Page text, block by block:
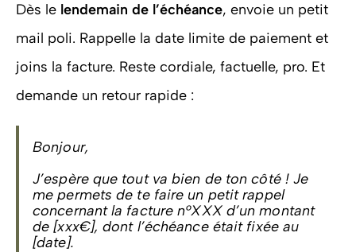
Dès le lendemain de l’échéance, envoie un petit
mail poli. Rappelle la date limite de paiement et
joins la facture. Reste cordiale, factuelle, pro. Et
demande un retour rapide :
Bonjour,
J’espère que tout va bien de ton côté ! Je
me permets de te faire un petit rappel
concernant la facture n°XXX d’un montant
de [xxx€], dont l’échéance était fixée au
[date].